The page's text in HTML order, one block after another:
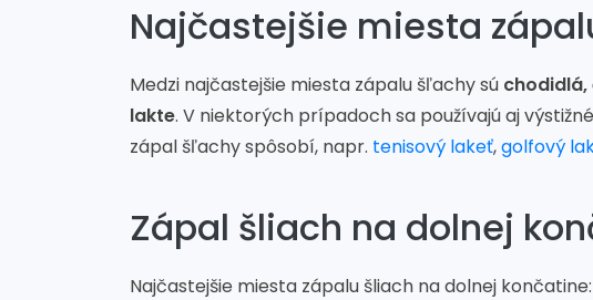
Najčastejšie miesta
Medzi najčastejšie miesta zápalu šľachy sú chodidlá,
lakte. V niektorých prípadoch sa používajú aj
zápal šľachy spôsobí, napr. tenisový lakeť,golfový
Zápal šliach na dolnej
Najčastejšie miesta zápalu šliach na dolnej končatine: